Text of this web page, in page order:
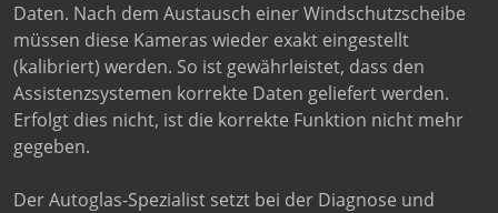
Daten. Nach dem Austausch einer Windschutzscheibe
müssen diese Kameras wieder exakt eingestellt
(kalibriert) werden. So ist gewährleistet, dass den
Assistenzsystemen korrekte Daten geliefert werden.
Erfolgt dies nicht, ist die korrekte Funktion nicht mehr
gegeben.
Der Autoglas-Spezialist setzt bei der Diagnose und